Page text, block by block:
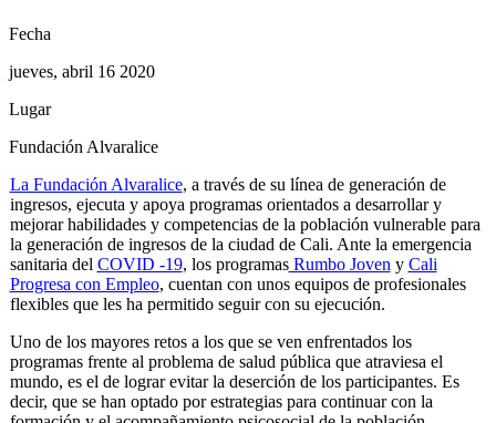
Fecha
jueves, abril 16 2020
Lugar
Fundación Alvaralice
La Fundación Alvaralice, a través de su línea de generación de
ingresos, ejecuta y apoya programas orientados a desarrollar y
mejorar habilidades y competencias de la población vulnerable para
la generación de ingresos de la ciudad de Cali. Ante la emergencia
sanitaria del COVID -19, los programasRumbo Joven y Cali
Progresa con Empleo, cuentan con unos equipos de profesionales
flexibles que les ha permitido seguir con su ejecución.
Uno de los mayores retos a los que se ven enfrentados los
programas frente al problema de salud pública que atraviesa el
mundo, es el de lograr evitar la deserción de los participantes. Es
decir, que se han optado por estrategias para continuar con la